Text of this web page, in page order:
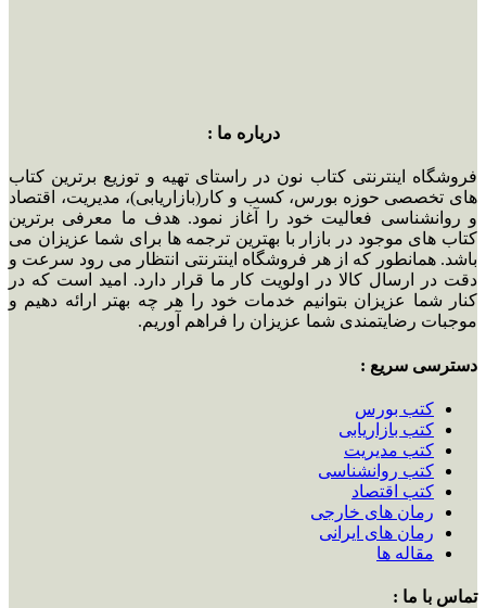
درباره ما :
فروشگاه اینترنتی کتاب نون در راستای تهیه و توزیع برترین کتاب
های تخصصی حوزه بورس، کسب و کار(بازاریابی)، مدیریت، اقتصاد
و روانشناسی فعالیت خود را آغاز نمود. هدف ما معرفی برترین
کتاب های موجود در بازار با بهترین ترجمه ها برای شما عزیزان می
باشد. همانطور که از هر فروشگاه اینترنتی انتظار می رود سرعت و
دقت در ارسال کالا در اولویت کار ما قرار دارد. امید است که در
کنار شما عزیزان بتوانیم خدمات خود را هر چه بهتر ارائه دهیم و
موجبات رضایتمندی شما عزیزان را فراهم آوریم.
دسترسی سریع :
کتب بورس
کتب بازاریابی
کتب مدیریت
کتب روانشناسی
کتب اقتصاد
رمان های خارجی
رمان های ایرانی
مقاله ها
تماس با ما :